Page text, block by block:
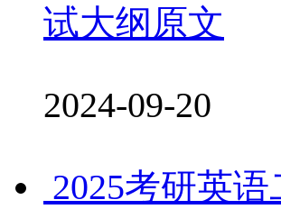
试大纲原文
2024-09-20
2025考研英